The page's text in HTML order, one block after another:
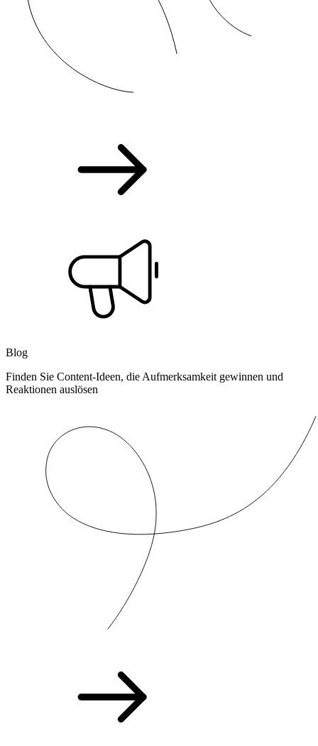
Blog
Finden Sie Content-Ideen, die Aufmerksamkeit gewinnen und
Reaktionen auslösen